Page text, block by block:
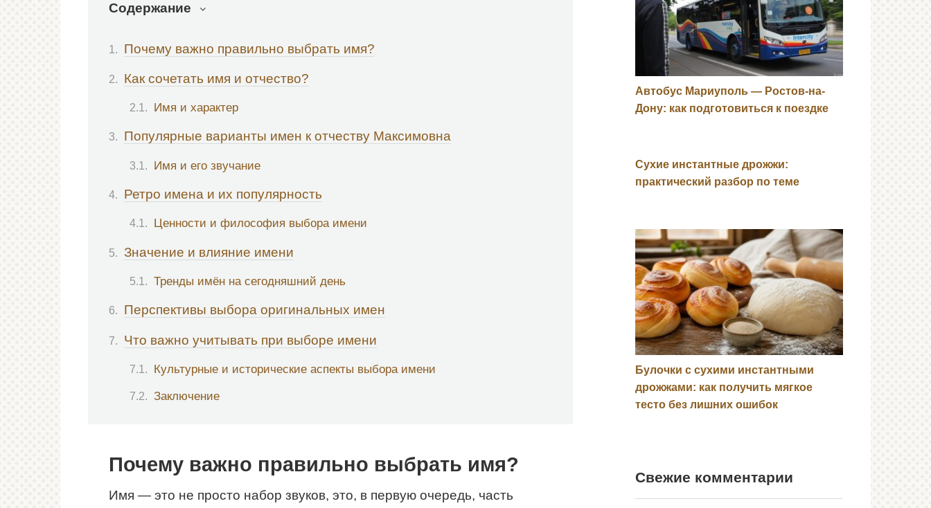
Содержание
Почему важно правильно выбрать имя?
Как сочетать имя и отчество?
Имя и характер
Популярные варианты имен к отчеству Максимовна
Имя и его звучание
Ретро имена и их популярность
Ценности и философия выбора имени
Значение и влияние имени
Тренды имён на сегодняшний день
Перспективы выбора оригинальных имен
Что важно учитывать при выборе имени
Культурные и исторические аспекты выбора имени
Заключение
Почему важно правильно выбрать имя?
Имя — это не просто набор звуков, это, в первую очередь, часть
Автобус Мариуполь — Ростов-на-
Дону: как подготовиться к поездке
Сухие инстантные дрожжи:
практический разбор по теме
Булочки с сухими инстантными
дрожжами: как получить мягкое
тесто без лишних ошибок
Свежие комментарии